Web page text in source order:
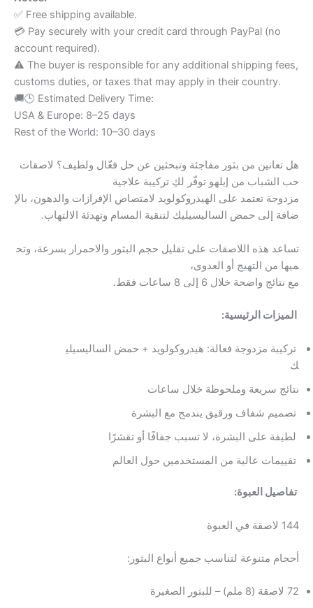
✅ Free shipping available.
💳 Pay securely with your credit card through PayPal (no
account required).
⚠️ The buyer is responsible for any additional shipping fees,
customs duties, or taxes that may apply in their country.
🚚🕒 Estimated Delivery Time:
USA & Europe: 8–25 days
Rest of the World: 10–30 days
هل تعانين من بثور مفاجئة وتبحثين عن حل فعّال ولطيف؟ لاصقات
حب الشباب من إيلهو توفّر لكِ تركيبة علاجية
مزدوجة تعتمد على الهيدروكولويد لامتصاص الإفرازات والدهون، بالإ
ضافة إلى حمض الساليسيليك لتنقية المسام وتهدئة الالتهاب.
تساعد هذه اللاصقات على تقليل حجم البثور والاحمرار بسرعة، وتح
ميها من التهيج أو العدوى،
مع نتائج واضحة خلال 6 إلى 8 ساعات فقط.
الميزات الرئيسية:
تركيبة مزدوجة فعالة: هيدروكولويد + حمض الساليسيلي
ك
نتائج سريعة وملحوظة خلال ساعات
تصميم شفاف ورقيق يندمج مع البشرة
لطيفة على البشرة، لا تسبب جفافًا أو تقشرًا
تقييمات عالية من المستخدمين حول العالم
تفاصيل العبوة:
144 لاصقة في العبوة
أحجام متنوعة لتناسب جميع أنواع البثور:
72 لاصقة (8 ملم) – للبثور الصغيرة